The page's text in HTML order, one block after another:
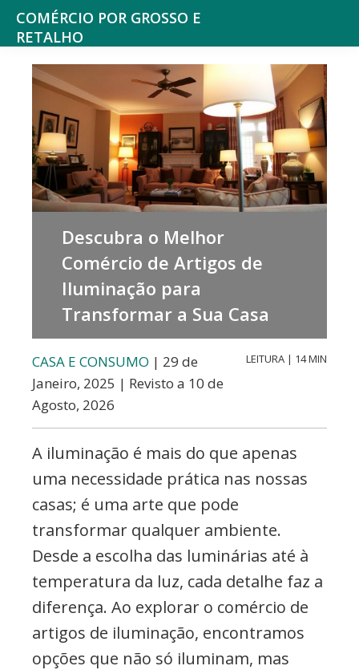
Saltar
para
menu
principal
Skip
main
content
COMÉRCIO POR GROSSO E
RETALHO
Espaço
de
reflexão
sobre
Comércio
Descubra o Melhor
Comércio de Artigos de
Iluminação para
Transformar a Sua Casa
CASA E CONSUMO | 29 de
Janeiro, 2025 | Revisto a 10 de
Agosto, 2026
LEITURA | 14 MIN
A iluminação é mais do que apenas
uma necessidade prática nas nossas
casas; é uma arte que pode
transformar qualquer ambiente.
Desde a escolha das luminárias até à
temperatura da luz, cada detalhe faz a
diferença. Ao explorar o comércio de
artigos de iluminação, encontramos
opções que não só iluminam, mas